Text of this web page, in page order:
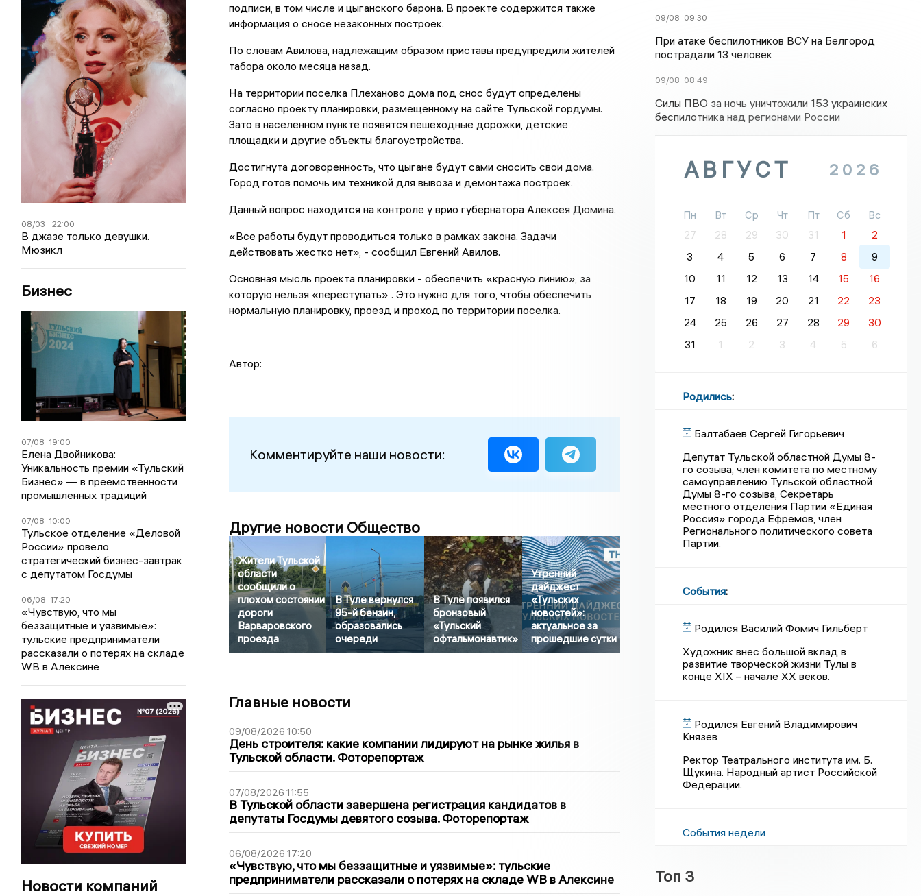
08/03 22:00
В джазе только девушки.
Мюзикл
Бизнес
07/08 19:00
Елена Двойникова:
Уникальность премии «Тульский
Бизнес» — в преемственности
промышленных традиций
07/08 10:00
Тульское отделение «Деловой
России» провело
стратегический бизнес-завтрак
с депутатом Госдумы
06/08 17:20
«Чувствую, что мы
беззащитные и уязвимые»:
тульские предприниматели
рассказали о потерях на складе
WB в Алексине
Новости компаний
подписи, в том числе и цыганского барона. В проекте содержится также
информация о сносе незаконных построек.
По словам Авилова, надлежащим образом приставы предупредили жителей
табора около месяца назад.
На территории поселка Плеханово дома под снос будут определены
согласно проекту планировки, размещенному на сайте Тульской гордумы.
Зато в населенном пункте появятся пешеходные дорожки, детские
площадки и другие объекты благоустройства.
Достигнута договоренность, что цыгане будут сами сносить свои дома.
Город готов помочь им техникой для вывоза и демонтажа построек.
Данный вопрос находится на контроле у врио губернатора Алексея Дюмина.
«Все работы будут проводиться только в рамках закона. Задачи
действовать жестко нет», - сообщил Евгений Авилов.
Основная мысль проекта планировки - обеспечить «красную линию», за
которую нельзя «переступать» . Это нужно для того, чтобы обеспечить
нормальную планировку, проезд и проход по территории поселка.
Автор:
Комментируйте наши новости:
Другие новости Общество
Жители Тульской
области
сообщили о
плохом состоянии
дороги
Варваровского
проезда
В Туле вернулся
95-й бензин,
образовались
очереди
В Туле появился
бронзовый
«Тульский
офтальмонавтик»
Утренний
дайджест
«Тульских
новостей»:
актуальное за
прошедшие сутки
Главные новости
09/08/2026 10:50
День строителя: какие компании лидируют на рынке жилья в
Тульской области. Фоторепортаж
07/08/2026 11:55
В Тульской области завершена регистрация кандидатов в
депутаты Госдумы девятого созыва. Фоторепортаж
06/08/2026 17:20
«Чувствую, что мы беззащитные и уязвимые»: тульские
предприниматели рассказали о потерях на складе WB в Алексине
09/08 09:30
При атаке беспилотников ВСУ на Белгород
пострадали 13 человек
09/08 08:49
Силы ПВО за ночь уничтожили 153 украинских
беспилотника над регионами России
АВГУСТ 2026
Пн Вт Ср Чт Пт Сб
Вс
27
28 29 30 31 1
2
3
4 5 6 7 8
9
10
11 12 13 14 15
16
17
18 19 20 21 22
23
24
25 26 27 28 29
30
31
1 2 3 4 5 6
Родились:
Балтабаев Сергей Гигорьевич
Депутат Тульской областной Думы 8-
го созыва, член комитета по местному
самоуправлению Тульской областной
Думы 8-го созыва, Секретарь
местного отделения Партии «Единая
Россия» города Ефремов, член
Регионального политического совета
Партии.
События:
Родился Василий Фомич Гильберт
Художник внес большой вклад в
развитие творческой жизни Тулы в
конце XIX – начале XX веков.
Родился Евгений Владимирович
Князев
Ректор Театрального института им. Б.
Щукина. Народный артист Российской
Федерации.
События недели
Топ 3